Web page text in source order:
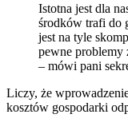
Istotna jest dla
środków trafi do
jest na tyle
pewne problemy
– mówi pani
Liczy, że
kosztów gospodarki